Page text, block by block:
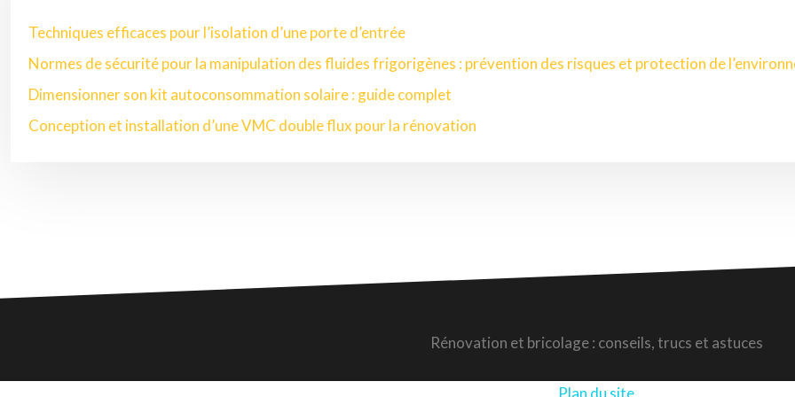
Techniques efficaces pour l’isolation d’une porte d’entrée
Normes de sécurité pour la manipulation des fluides frigorigènes : prévention des risques et protection de
Dimensionner son kit autoconsommation solaire : guide complet
Conception et installation d’une VMC double flux pour la rénovation
Rénovation et bricolage : conseils, trucs et astuces
Plan du site